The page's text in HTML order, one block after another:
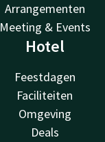
Arrangementen
Meeting & Events
Hotel
Feestdagen
Faciliteiten
Omgeving
Deals